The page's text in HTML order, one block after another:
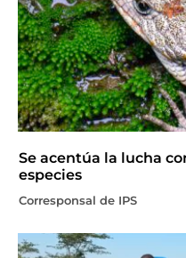
Se acentúa la lucha
especies
Corresponsal de IPS